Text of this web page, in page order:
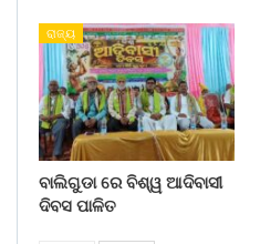
ରାଜ୍ୟ
ବାଲିଗୁଡା ରେ ବିଶ୍ୱ ଆଦିବାସୀ
ଦିବସ ପାଳିତ